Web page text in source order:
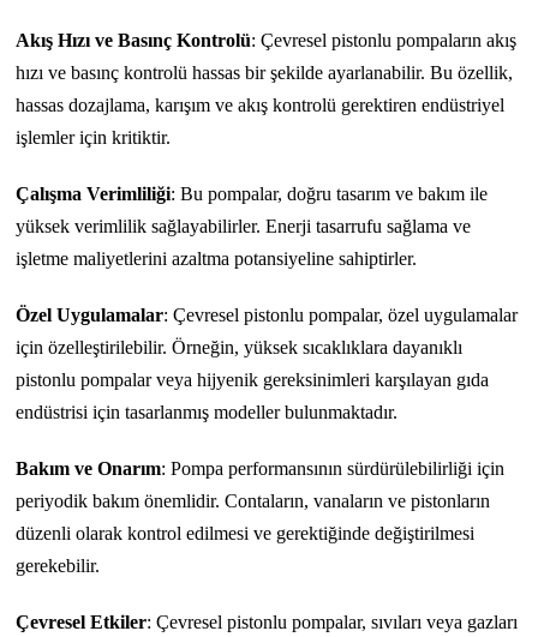
Akış Hızı ve Basınç Kontrolü: Çevresel pistonlu pompaların akış
hızı ve basınç kontrolü hassas bir şekilde ayarlanabilir. Bu özellik,
hassas dozajlama, karışım ve akış kontrolü gerektiren endüstriyel
işlemler için kritiktir.
Çalışma Verimliliği: Bu pompalar, doğru tasarım ve bakım ile
yüksek verimlilik sağlayabilirler. Enerji tasarrufu sağlama ve
işletme maliyetlerini azaltma potansiyeline sahiptirler.
Özel Uygulamalar: Çevresel pistonlu pompalar, özel uygulamalar
için özelleştirilebilir. Örneğin, yüksek sıcaklıklara dayanıklı
pistonlu pompalar veya hijyenik gereksinimleri karşılayan gıda
endüstrisi için tasarlanmış modeller bulunmaktadır.
Bakım ve Onarım: Pompa performansının sürdürülebilirliği için
periyodik bakım önemlidir. Contaların, vanaların ve pistonların
düzenli olarak kontrol edilmesi ve gerektiğinde değiştirilmesi
gerekebilir.
Çevresel Etkiler: Çevresel pistonlu pompalar, sıvıları veya gazları